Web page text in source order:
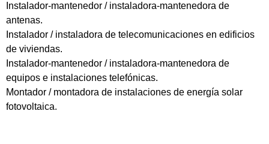
Instalador-mantenedor / instaladora-mantenedora de
antenas.
Instalador / instaladora de telecomunicaciones en edificios
de viviendas.
Instalador-mantenedor / instaladora-mantenedora de
equipos e instalaciones telefónicas.
Montador / montadora de instalaciones de energía solar
fotovoltaica.